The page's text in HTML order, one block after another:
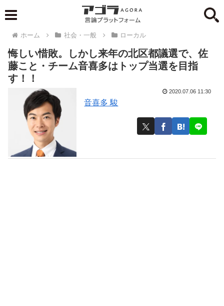
ホーム 社会・一般 ローカル
悔しい惜敗。しかし来年の北区都議選で、佐
藤こと・チーム音喜多はトップ当選を目指
す！！
音喜多 駿
2020.07.06 11:30